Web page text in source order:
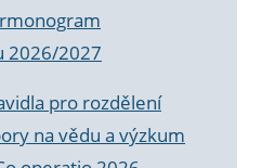
2026/2027
pro rozdělení
na vědu a výzkum